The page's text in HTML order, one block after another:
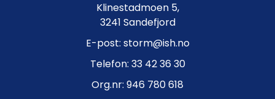
Klinestadmoen 5,
3241 Sandefjord
E-post: storm@ish.no
Telefon: 33 42 36 30
Org.nr: 946 780 618